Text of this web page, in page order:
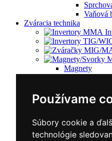
Používame
Súbory cookie a
technológie
Vaňová
Zváracia technika
Magnety
Redukčný